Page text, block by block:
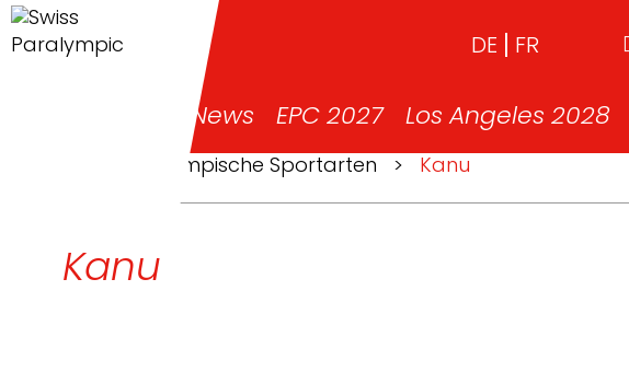
DE FR
News EPC 2027 Los Angeles 2028
Paralympische Sportarten > Kanu
Kanu